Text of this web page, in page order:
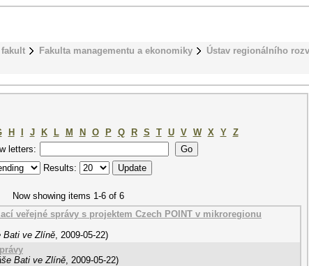
Fakulta managementu a ekonomiky Ústav regionálního
H J K L M N O P Q R S T U V W X Y
Z
letters:
Results:
Now showing items 1-6 of 6
veřejné správy s projektem Czech POINT v mikroregionu
Bati ve Zlíně, 2009-05-22)
Bati ve Zlíně, 2009-05-22)